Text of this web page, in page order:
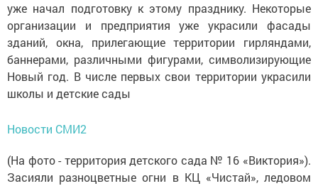
уже начал подготовку к этому празднику. Некоторые
организации и предприятия уже украсили фасады
зданий, окна, прилегающие территории гирляндами,
баннерами, различными фигурами, символизирующие
Новый год. В числе первых свои территории украсили
школы и детские сады
Новости СМИ2
(На фото - территория детского сада № 16 «Виктория»).
Засияли разноцветные огни в КЦ «Чистай», ледовом